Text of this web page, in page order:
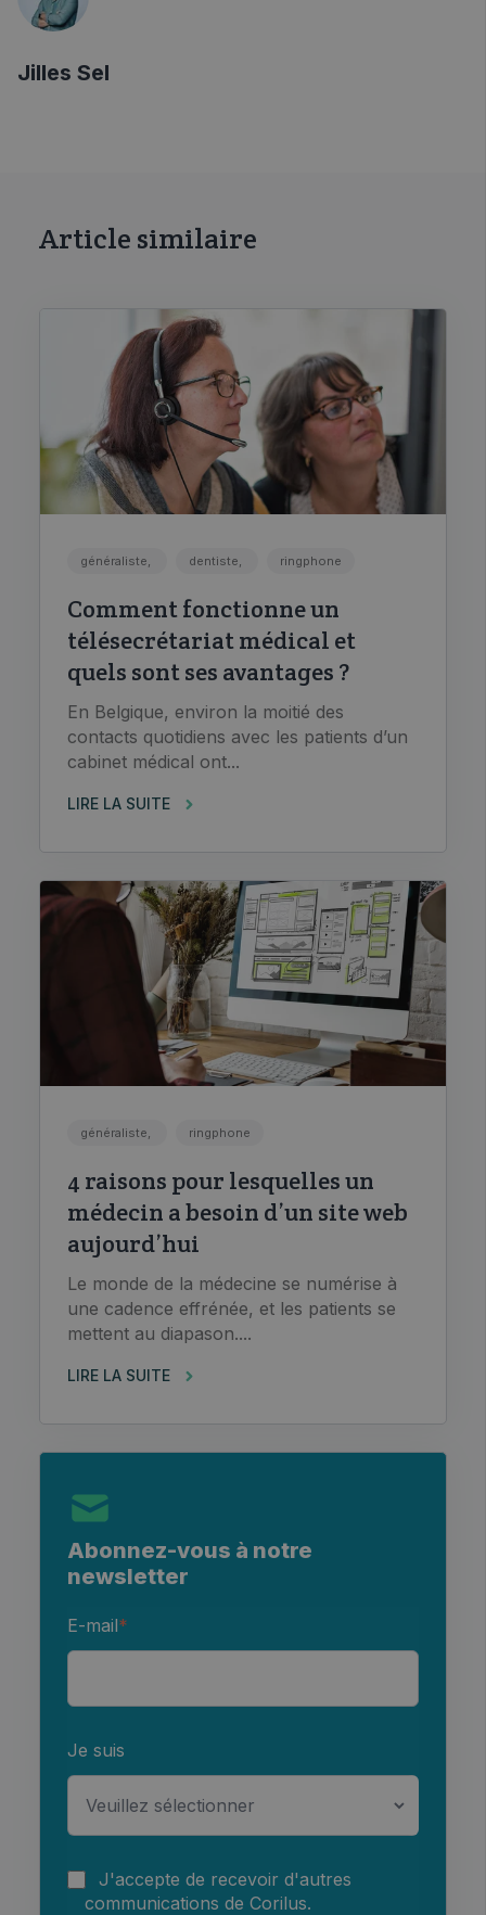
Jilles Sel
Article similaire
généraliste, dentiste, ringphone
Comment fonctionne un
télésecrétariat médical et
quels sont ses avantages ?
En Belgique, environ la moitié des
contacts quotidiens avec les patients d’un
cabinet médical ont...
LIRE LA SUITE
généraliste, ringphone
4 raisons pour lesquelles un
médecin a besoin d’un site web
aujourd’hui
Le monde de la médecine se numérise à
une cadence effrénée, et les patients se
mettent au diapason....
LIRE LA SUITE
Abonnez-vous à notre
newsletter
E-mail*
Je suis
J'accepte de recevoir d'autres
communications de Corilus.